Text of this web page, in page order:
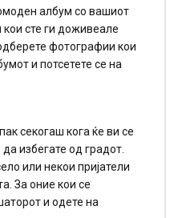
албум со вашиот
кои сте ги доживеале
фотографии кои
и потсетете се на
секогаш кога ќе ви се
избегате од градот.
или некои пријатели
За оние кои се
и одете на